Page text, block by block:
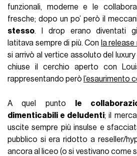
funzionali, moderne e le
fresche; dopo un po’ però il
stesso. I drop erano diventati
latitava sempre di più. Con la
si arrivò al vertice assoluto del
chiuse il cerchio aperto con
rappresentando però l’esaurimento
A quel punto
le
dimenticabili e deludenti; il
uscite sempre più insulse e
pubblico si era ridotto a reseller/
ancora al liceo (o si vestivano come